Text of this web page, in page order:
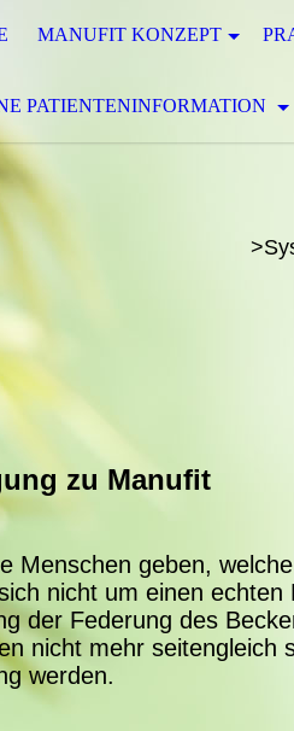
MANUFIT KONZEPT
PATIENTENINFORMATION
zu Manufit
Menschen geben,
nicht um einen
der Federung des
nicht mehr seitengleich
werden.